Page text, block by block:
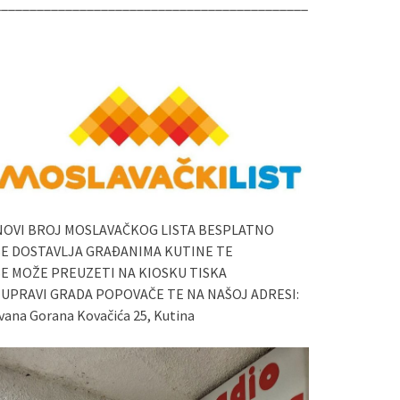
BROJ MOSLAVAČKOG LISTA BESPLATNO
DOSTAVLJA GRAĐANIMA KUTINE TE
MOŽE PREUZETI NA KIOSKU TISKA
GRADA POPOVAČE TE NA NAŠOJ ADRESI:
Gorana Kovačića 25, Kutina